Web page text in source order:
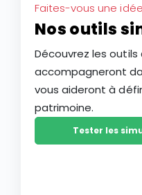
Faites-vous une idée
Nos outils
Découvrez les
accompagneront
vous aideront à
patrimoine.
Tester les